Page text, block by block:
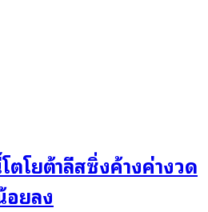
ตโยต้าลีสซิ่งค้างค่างวด
ยลง